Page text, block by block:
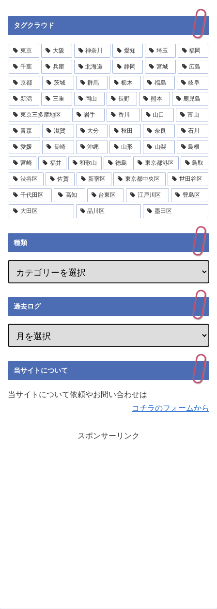
タグクラウド
東京 大阪 神奈川 愛知 埼玉 福岡
千葉 兵庫 北海道 静岡 宮城 広島
京都 茨城 群馬 栃木 福島 岐阜
新潟 三重 岡山 長野 熊本 鹿児島
東京三多摩地区 岩手 香川 山口 富山
青森 滋賀 大分 秋田 奈良 石川
愛媛 長崎 沖縄 山形 山梨 島根
宮崎 福井 和歌山 徳島 東京都港区 鳥取
渋谷区 佐賀 新宿区 東京都中央区 世田谷区
千代田区 高知 台東区 江戸川区 豊島区
大田区 品川区 墨田区
種類
過去ログ
当サイトについて
当サイトについて依頼やお問い合わせは
コチラのフォームから
スポンサーリンク